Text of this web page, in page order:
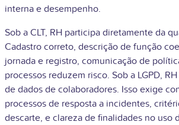
interna e desempenho.
Sob a CLT, RH participa diretamente da
Cadastro correto, descrição de função
jornada e registro, comunicação de
processos reduzem risco. Sob a LGPD,
de dados de colaboradores. Isso exige
processos de resposta a incidentes,
descarte, e clareza de finalidades no uso